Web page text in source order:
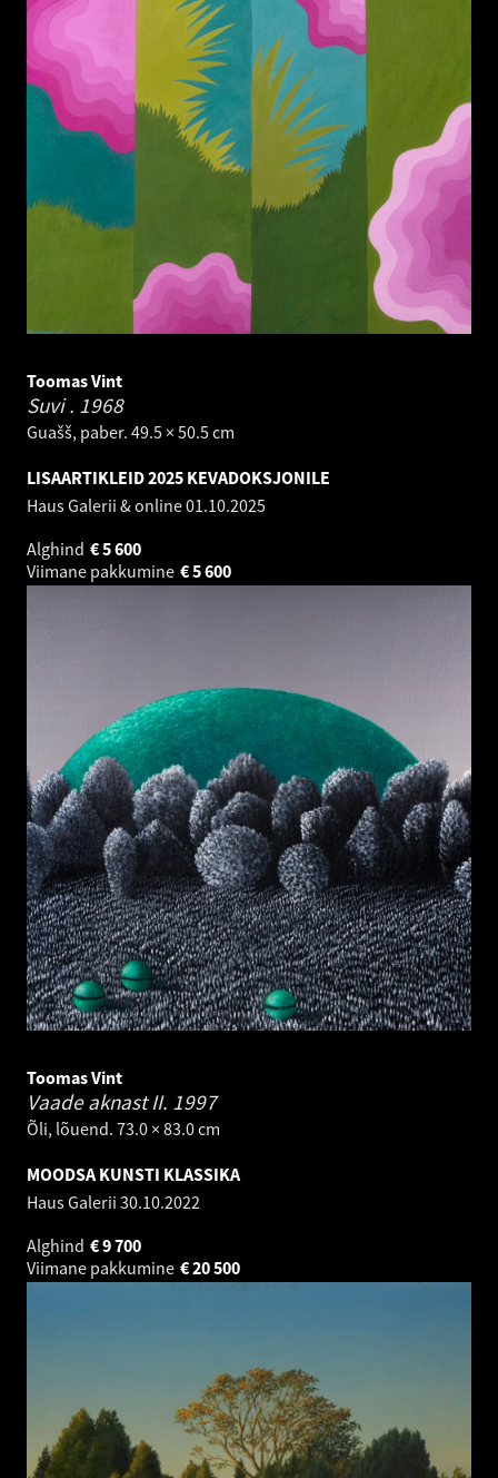
Toomas Vint
Suvi . 1968
Guašš, paber. 49.5 × 50.5 cm
LISAARTIKLEID 2025 KEVADOKSJONILE
Haus Galerii & online01.10.2025
Alghind
5 600
€
Viimane pakkumine
5 600
€
Toomas Vint
Vaade aknast II. 1997
Õli, lõuend. 73.0 × 83.0 cm
MOODSA KUNSTI KLASSIKA
Haus Galerii 30.10.2022
Alghind
9 700
€
Viimane pakkumine
20 500
€